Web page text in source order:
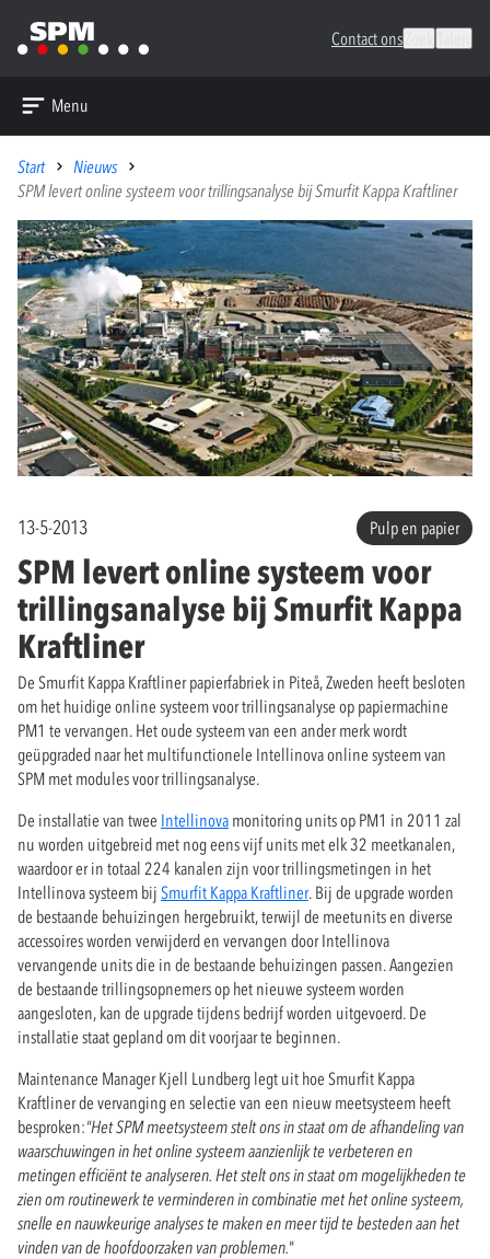
Contact ons
Menu
Start
Nieuws
SPM levert online systeem voor trillingsanalyse bij Smurfit Kappa Kraftliner
13-5-2013 Pulp en papier
SPM levert online systeem voor
trillingsanalyse bij Smurfit Kappa
Kraftliner
De Smurfit Kappa Kraftliner papierfabriek in Piteå, Zweden heeft besloten
om het huidige online systeem voor trillingsanalyse op papiermachine
PM1 te vervangen. Het oude systeem van een ander merk wordt
geüpgraded naar het multifunctionele Intellinova online systeem van
SPM met modules voor trillingsanalyse.
De installatie van twee Intellinova monitoring units op PM1 in 2011 zal
nu worden uitgebreid met nog eens vijf units met elk 32 meetkanalen,
waardoor er in totaal 224 kanalen zijn voor trillingsmetingen in het
Intellinova systeem bij Smurfit Kappa Kraftliner. Bij de upgrade worden
de bestaande behuizingen hergebruikt, terwijl de meetunits en diverse
accessoires worden verwijderd en vervangen door Intellinova
vervangende units die in de bestaande behuizingen passen. Aangezien
de bestaande trillingsopnemers op het nieuwe systeem worden
aangesloten, kan de upgrade tijdens bedrijf worden uitgevoerd. De
installatie staat gepland om dit voorjaar te beginnen.
Maintenance Manager Kjell Lundberg legt uit hoe Smurfit Kappa
Kraftliner de vervanging en selectie van een nieuw meetsysteem heeft
besproken:"Het SPM meetsysteem stelt ons in staat om de afhandeling van
waarschuwingen in het online systeem aanzienlijk te verbeteren en
metingen efficiënt te analyseren. Het stelt ons in staat om mogelijkheden te
zien om routinewerk te verminderen in combinatie met het online systeem,
snelle en nauwkeurige analyses te maken en meer tijd te besteden aan het
vinden van de hoofdoorzaken van problemen."